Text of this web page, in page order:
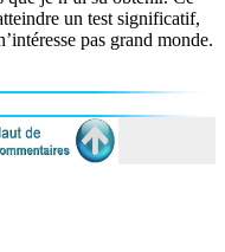
un test significatif,
pas grand monde.